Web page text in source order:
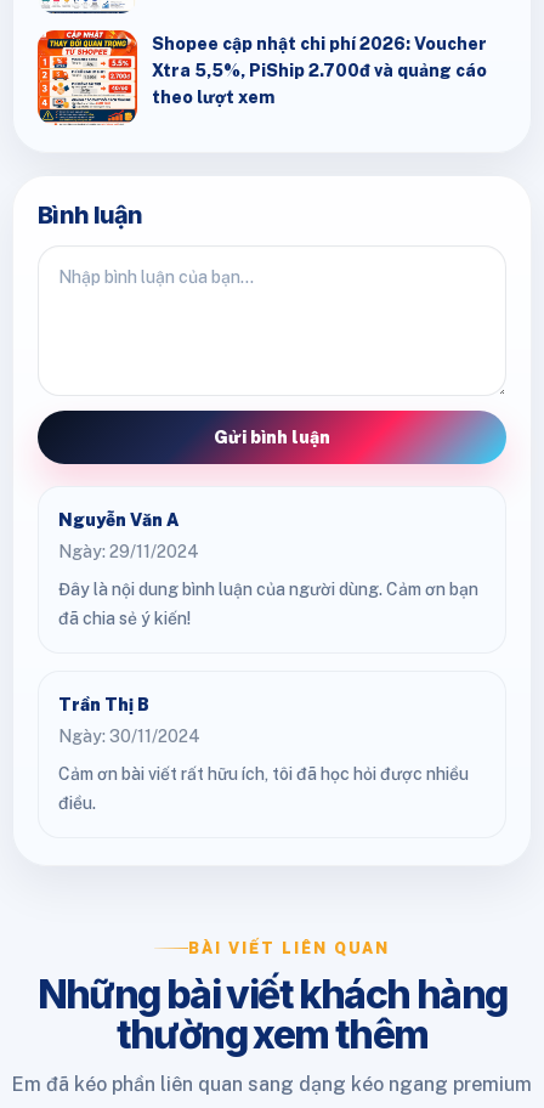
Shopee cập nhật chi phí 2026: Voucher
Xtra 5,5%, PiShip 2.700đ và quảng cáo
theo lượt xem
Bình luận
Gửi bình luận
Nguyễn Văn A
Ngày: 29/11/2024
Đây là nội dung bình luận của người dùng. Cảm ơn bạn
đã chia sẻ ý kiến!
Trần Thị B
Ngày: 30/11/2024
Cảm ơn bài viết rất hữu ích, tôi đã học hỏi được nhiều
điều.
BÀI VIẾT LIÊN QUAN
Những bài viết khách hàng
thường xem thêm
Em đã kéo phần liên quan sang dạng kéo ngang premium